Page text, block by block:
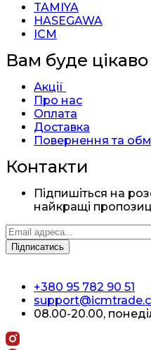
TAMIYA
HASEGAWA
ICM
Вам буде цікаво
Акції
Про нас
Оплата
Доставка
Повернення та
Контакти
Підпишіться на
найкращі
+380 95 782 90 51
08.00-20.00,